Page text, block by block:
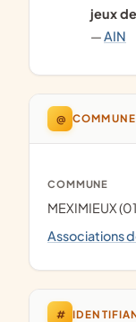
jeux
—AIN
@
COMMUNE
MEXIMIEUX
Associations
#